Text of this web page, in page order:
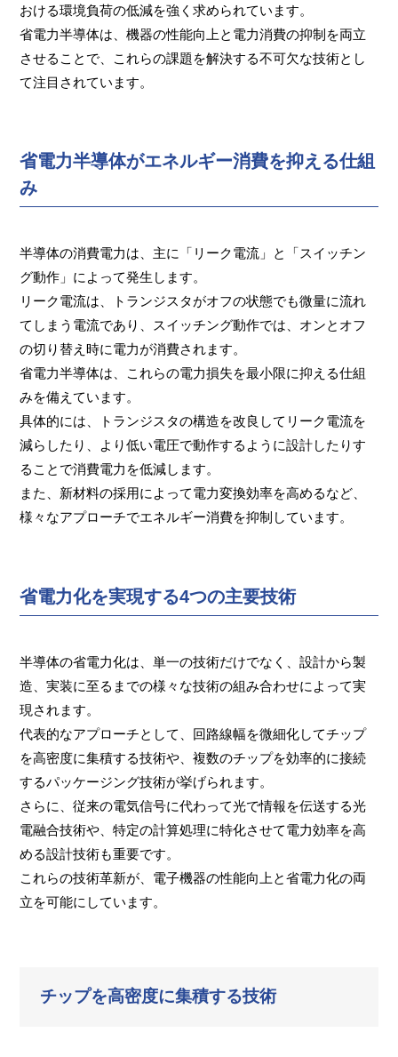
おける環境負荷の低減を強く求められています。
省電力半導体は、機器の性能向上と電力消費の抑制を両立
させることで、これらの課題を解決する不可欠な技術とし
て注目されています。
省電力半導体がエネルギー消費を抑える仕組
み
半導体の消費電力は、主に「リーク電流」と「スイッチン
グ動作」によって発生します。
リーク電流は、トランジスタがオフの状態でも微量に流れ
てしまう電流であり、スイッチング動作では、オンとオフ
の切り替え時に電力が消費されます。
省電力半導体は、これらの電力損失を最小限に抑える仕組
みを備えています。
具体的には、トランジスタの構造を改良してリーク電流を
減らしたり、より低い電圧で動作するように設計したりす
ることで消費電力を低減します。
また、新材料の採用によって電力変換効率を高めるなど、
様々なアプローチでエネルギー消費を抑制しています。
省電力化を実現する4つの主要技術
半導体の省電力化は、単一の技術だけでなく、設計から製
造、実装に至るまでの様々な技術の組み合わせによって実
現されます。
代表的なアプローチとして、回路線幅を微細化してチップ
を高密度に集積する技術や、複数のチップを効率的に接続
するパッケージング技術が挙げられます。
さらに、従来の電気信号に代わって光で情報を伝送する光
電融合技術や、特定の計算処理に特化させて電力効率を高
める設計技術も重要です。
これらの技術革新が、電子機器の性能向上と省電力化の両
立を可能にしています。
チップを高密度に集積する技術